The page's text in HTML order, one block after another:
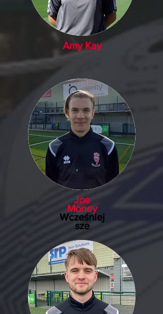
Amy Kay
Joe
Money
Wcześniej
sze